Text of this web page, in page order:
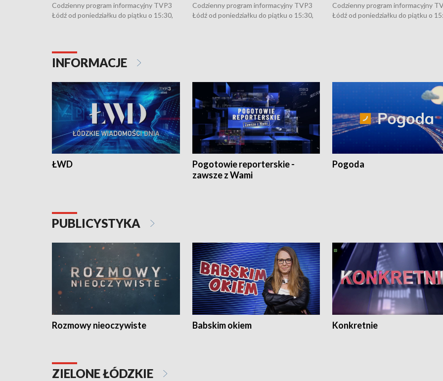
Codzienny program informacyjny TVP3
Łódź od poniedziałku do piątku o 15:30,
Codzienny program informacyjny TVP3
Łódź od poniedziałku do piątku o 15:30,
Codzienny program informacyjny
Łódź od poniedziałku do piątku o
INFORMACJE
ŁWD
Pogotowie reporterskie -
zawsze z Wami
Pogoda
PUBLICYSTYKA
Rozmowy nieoczywiste Babskim okiem Konkretnie
ZIELONE ŁÓDZKIE